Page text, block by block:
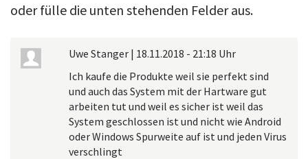
oder fülle die unten stehenden Felder aus.
Uwe Stanger | 18.11.2018 - 21:18 Uhr
Ich kaufe die Produkte weil sie perfekt sind
und auch das System mit der Hartware gut
arbeiten tut und weil es sicher ist weil das
System geschlossen ist und nicht wie Android
oder Windows Spurweite auf ist und jeden Virus
verschlingt